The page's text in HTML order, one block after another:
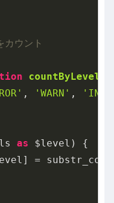
ウント
countByLevel
, 'WARN' ,
as $level) {
=